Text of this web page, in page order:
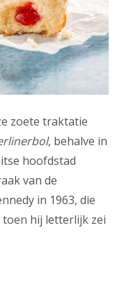
zoete traktatie
, behalve in
hoofdstad
van de
in 1963, die
toen hij letterlijk zei